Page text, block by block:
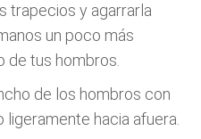
trapecios y agarrarla
un poco más
de tus hombros.
de los hombros con
ligeramente hacia afuera.